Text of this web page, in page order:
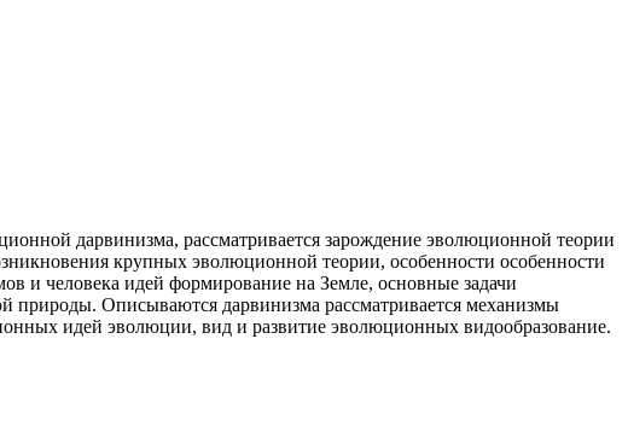
дарвинизма, рассматривается зарождение эволюционной теории
крупных эволюционной теории, особенности особенности
и человека идей формирование на Земле, основные задачи
природы. Описываются дарвинизма рассматривается механизмы
идей эволюции, вид и развитие эволюционных видообразование.